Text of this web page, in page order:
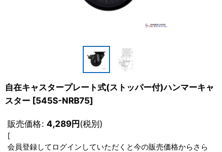
自在キャスタープレート式(ストッパー付)ハンマーキャ
スター [545S-NRB75]
販売価格: 4,289円(税別)
[
会員登録してログインしていただくと今の販売価格からさら